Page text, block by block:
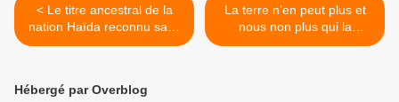
< Le titre ancestral de la
nation Haïda reconnu sans
passage devant les
La terre n’en peut plus et
nous non plus qui la
soutenons >
Hébergé par Overblog